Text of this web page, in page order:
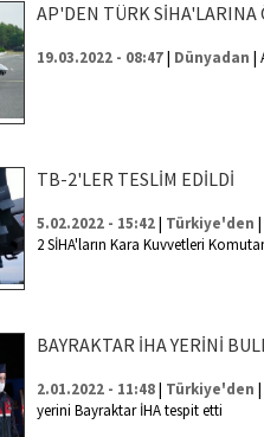
AP'DEN TÜRK SİHA'LARINA
19.03.2022 - 08:47| Dünyadan |
TB-2'LER TESLİM EDİLDİ
5.02.2022 - 15:42| Türkiye'den |
2 SİHA'ların Kara Kuvvetleri
BAYRAKTAR İHA YERİNİ
2.01.2022 - 11:48| Türkiye'den |
yerini Bayraktar İHA tespit etti